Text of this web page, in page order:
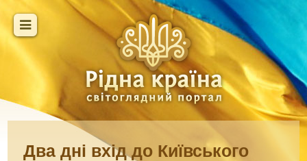
Два дні вхід до Київського